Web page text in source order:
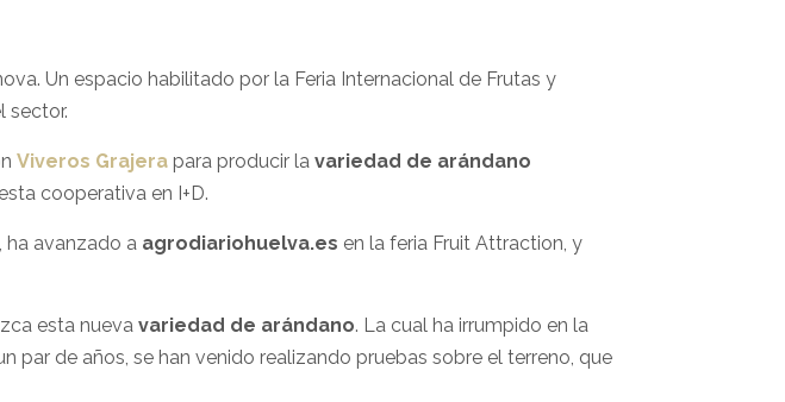
Un espacio habilitado por la Feria Internacional de Frutas y
sector.
Viveros Grajera para producir la variedad de arándano
cooperativa en I+D.
ha avanzado a agrodiariohuelva.es en la feria Fruit Attraction, y
esta nueva variedad de arándano. La cual ha irrumpido en la
par de años, se han venido realizando pruebas sobre el terreno, que